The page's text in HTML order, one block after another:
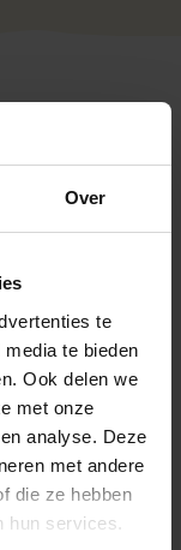
Over
te
te bieden
Ook delen we
met onze
analyse. Deze
met andere
die ze hebben
hun services.
West
nimm Kontakt